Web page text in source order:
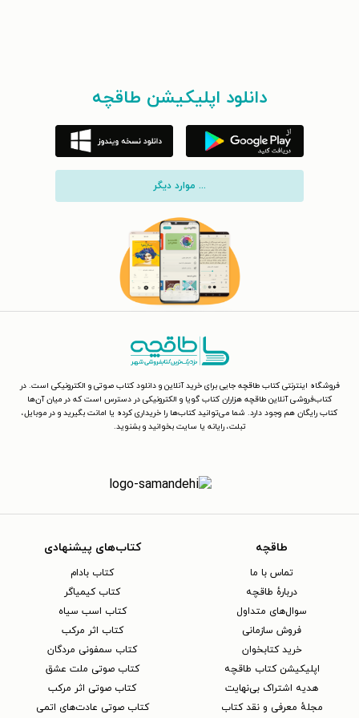
دانلود اپلیکیشن طاقچه
... موارد دیگر
فروشگاه اینترنتی کتاب طاقچه جایی برای خرید آنلاین و دانلود کتاب صوتی و الکترونیکی است. در
کتاب‌فروشی آنلاین طاقچه هزاران کتاب گویا و الکترونیکی در دسترس است که در میان آن‌ها
کتاب رایگان هم وجود دارد. شما می‌توانید کتاب‌ها را خریداری کرده یا امانت بگیرید و در موبایل،
تبلت، رایانه یا سایت بخوانید و بشنوید.
طاقچه
تماس با ما
دربارهٔ طاقچه
سوال‌های متداول
فروش سازمانی
خرید کتابخوان
اپلیکیشن کتاب طاقچه
هدیه اشتراک بی‌نهایت
مجلهٔ معرفی و نقد کتاب
کتاب‌های پیشنهادی
کتاب بادام
کتاب کیمیاگر
کتاب اسب سیاه
کتاب اثر مرکب
کتاب سمفونی مردگان
کتاب صوتی ملت عشق
کتاب صوتی اثر مرکب
کتاب صوتی عادت‌های اتمی